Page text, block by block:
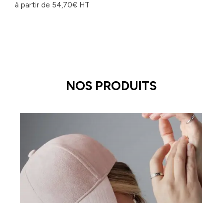
à partir de 54,70€ HT
NOS PRODUITS